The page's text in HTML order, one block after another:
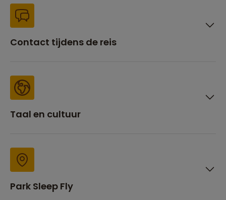
Contact tijdens de reis
Taal en cultuur
Park Sleep Fly